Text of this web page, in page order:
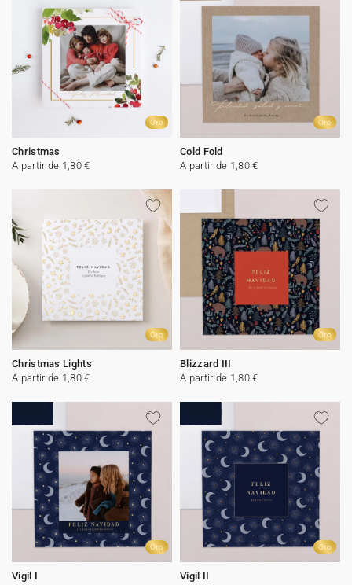
Oro
Christmas
A partir de 1,80 €
Oro
Cold Fold
A partir de 1,80 €
Oro
Christmas Lights
A partir de 1,80 €
Oro
Blizzard III
A partir de 1,80 €
Oro
Vigil I
Oro
Vigil II